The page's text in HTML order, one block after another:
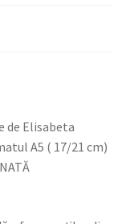
de Elisabeta
A5 ( 17/21 cm)